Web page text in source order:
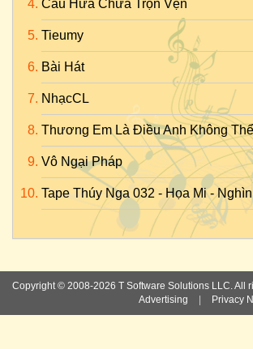
Câu Hứa Chưa Trọn Vẹn
Tieumy
Bài Hát
NhạcCL
Thương Em Là Điều Anh Không
Vô Ngại Pháp
Tape Thúy Nga 032 - Họa Mi -
Copyright © 2008-2026 T Software Solutions LLC. All
Advertising
Privacy